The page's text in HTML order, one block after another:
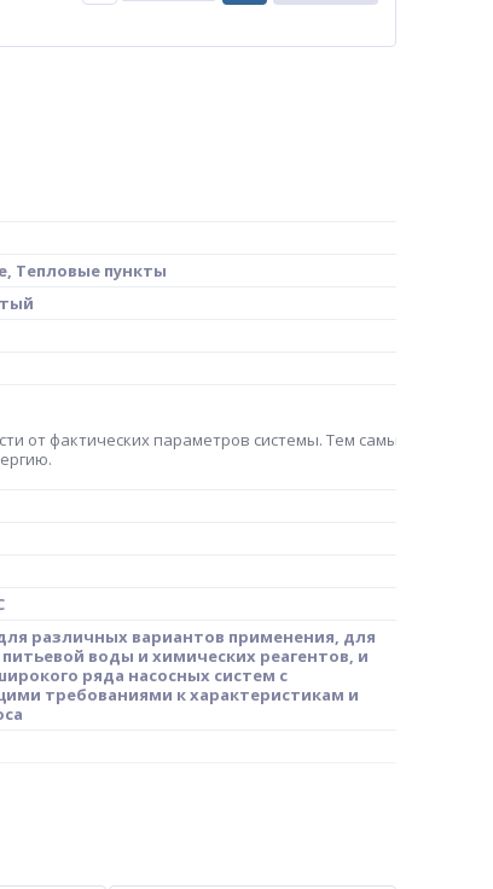
Тепловые пункты
от фактических параметров системы. Тем самым насос
различных вариантов применения, для
воды и химических реагентов, и
ряда насосных систем с
требованиями к характеристикам и